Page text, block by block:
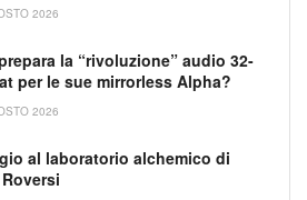
2026
la “rivoluzione” audio 32-
per le sue mirrorless Alpha?
2026
al laboratorio alchemico di